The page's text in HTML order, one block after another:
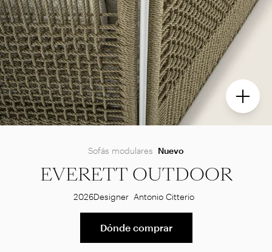
Sofás modulares Nuevo
EVERETT OUTDOOR
2026Designer Antonio Citterio
Dónde comprar